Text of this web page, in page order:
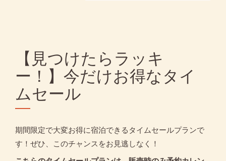
【見つけたらラッキ
ー！】今だけお得なタイ
ムセール
期間限定で大変お得に宿泊できるタイムセールプランで
す！ぜひ、このチャンスをお見逃しなく！